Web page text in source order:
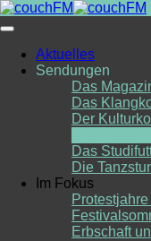
Skip
to
Aktuelles
Sendungen
Das
Das
Der
Das
Die
Im Fokus
Erbschaft